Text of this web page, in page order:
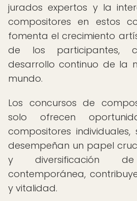
jurados expertos y la
compositores en estos
fomenta el crecimiento
de los participantes,
desarrollo continuo de la
mundo.
Los concursos de
solo ofrecen
compositores
desempeñan un papel
y diversificación
contemporánea,
y vitalidad.